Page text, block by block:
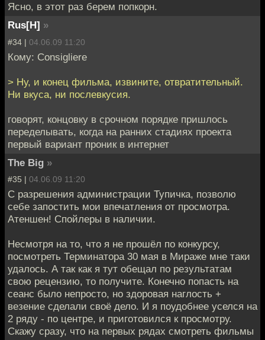
Ясно, в этот раз берем попкорн.
Rus[H] »
#34 | 04.06.09 11:20
Кому: Consigliere
> Ну, и конец фильма, извините, отвратительный.
Ни вкуса, ни послевкусия.
говорят, концовку в срочном порядке пришлось
переделывать, когда на ранних стадиях проекта
первый вариант проник в интернет
The Big »
#35 | 04.06.09 11:20
С разрешения администрации Тупичка, позволю
себе запостить мои впечатления от просмотра.
Атеншен! Спойлеры в наличии.
Несмотря на то, что я не прошёл по конкурсу,
посмотреть Терминатора 30 мая в Мираже мне таки
удалось. А так как я тут обещал по результатам
свою рецензию, то получите. Конечно попасть на
сеанс было непросто, но здоровая наглость +
везение сделали своё дело. И я поудобнее уселся на
2 ряду - по центре, и приготовился к просмотру.
Скажу сразу, что на первых рядах смотреть фильмы